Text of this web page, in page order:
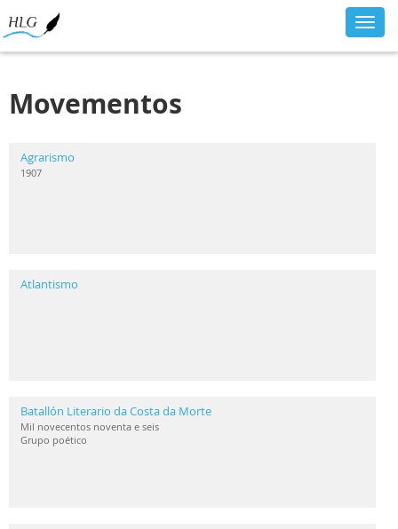
Movementos
Agrarismo
1907
Atlantismo
Batallón Literario da Costa da Morte
Mil novecentos noventa e seis
Grupo poético